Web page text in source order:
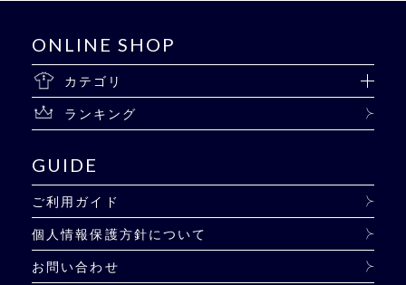
ONLINE SHOP
カテゴリ
ランキング
GUIDE
ご利用ガイド
個人情報保護方針について
お問い合わせ